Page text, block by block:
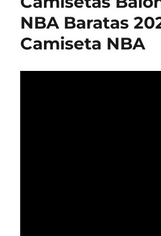
NBA Baratas
Camiseta NBA